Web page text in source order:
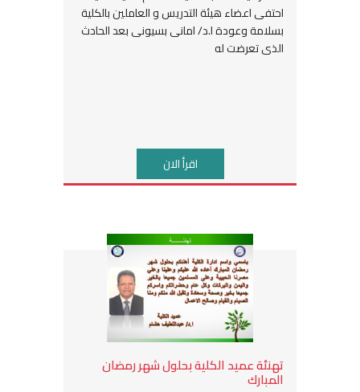
احتفى اعضاء هيئة التدريس و العاملين بالكلية
بسلامة وعودة ا.د/ امانى بسيونى بعد الحادث
الذى تعرضت له
اقرأ الان
تهنئة عميد الكلية بحلول شهر رمضان
المبارك